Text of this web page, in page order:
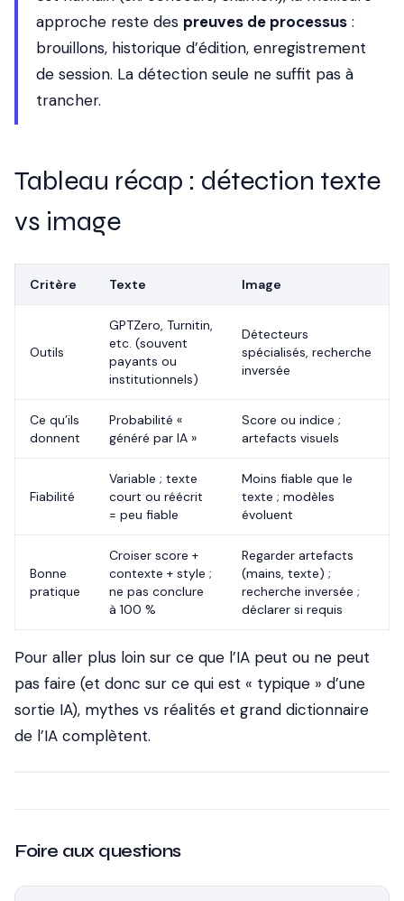
approche reste des preuves de processus :
brouillons, historique d’édition, enregistrement
de session. La détection seule ne suffit pas à
trancher.
Tableau récap : détection texte
vs image
Critère Texte Image
Outils
GPTZero, Turnitin,
etc. (souvent
payants ou
institutionnels)
Détecteurs
spécialisés, recherche
inversée
Ce qu’ils
donnent
Probabilité «
généré par IA »
Score ou indice ;
artefacts visuels
Fiabilité
Variable ; texte
court ou réécrit
= peu fiable
Moins fiable que le
texte ; modèles
évoluent
Bonne
pratique
Croiser score +
contexte + style ;
ne pas conclure
à 100 %
Regarder artefacts
(mains, texte) ;
recherche inversée ;
déclarer si requis
Pour aller plus loin sur ce que l’IA peut ou ne peut
pas faire (et donc sur ce qui est « typique » d’une
sortie IA), mythes vs réalités et grand dictionnaire
de l’IA complètent.
Foire aux questions